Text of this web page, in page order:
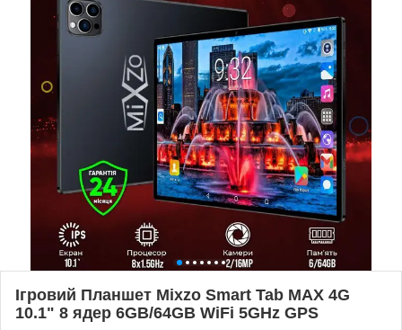
Ігровий Планшет Mixzo Smart Tab MAX 4G
10.1" 8 ядер 6GB/64GB WiFi 5GHz GPS